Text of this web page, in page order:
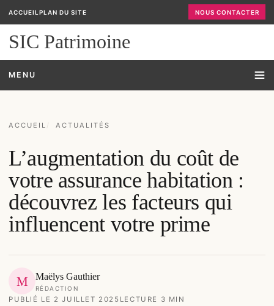
ACCUEIL PLAN DU SITE NOUS CONTACTER
SIC Patrimoine
MENU
ACCUEIL ACTUALITÉS
L’augmentation du coût de
votre assurance habitation :
découvrez les facteurs qui
influencent votre prime
M Maëlys Gauthier
RÉDACTION
PUBLIÉ LE 2 JUILLET 2025 LECTURE 3 MIN